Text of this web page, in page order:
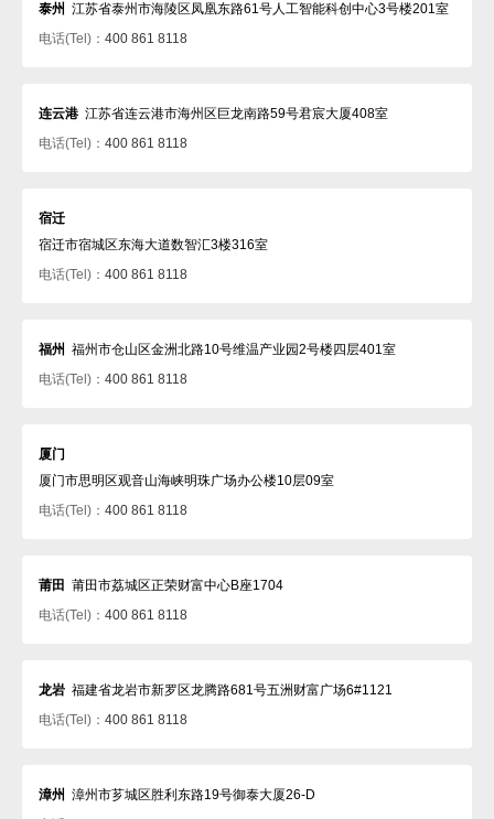
泰州 江苏省泰州市海陵区凤凰东路61号人工智能科创中心3号楼201室
电话(Tel)： 400 861 8118
连云港 江苏省连云港市海州区巨龙南路59号君宸大厦408室
电话(Tel)： 400 861 8118
宿迁
宿迁市宿城区东海大道数智汇3楼316室
电话(Tel)： 400 861 8118
福州 福州市仓山区金洲北路10号维温产业园2号楼四层401室
电话(Tel)： 400 861 8118
厦门
厦门市思明区观音山海峡明珠广场办公楼10层09室
电话(Tel)： 400 861 8118
莆田 莆田市荔城区正荣财富中心B座1704
电话(Tel)： 400 861 8118
龙岩 福建省龙岩市新罗区龙腾路681号五洲财富广场6#1121
电话(Tel)： 400 861 8118
漳州 漳州市芗城区胜利东路19号御泰大厦26-D